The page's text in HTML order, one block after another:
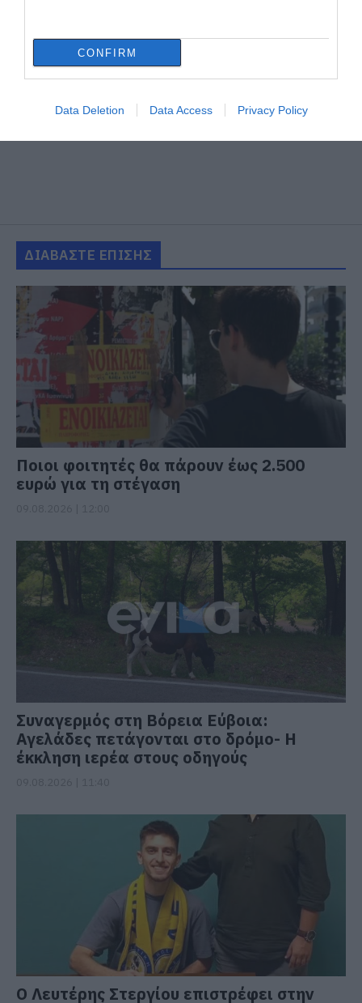
CONFIRM
Data Deletion Data Access Privacy Policy
ΔΙΑΒΑΣΤΕ ΕΠΙΣΗΣ
Ποιοι φοιτητές θα πάρουν έως 2.500
ευρώ για τη στέγαση
Συναγερμός στη Βόρεια Εύβοια:
Αγελάδες πετάγονται στο δρόμο- Η
έκκληση ιερέα στους οδηγούς
Ο Λευτέρης Στεργίου επιστρέφει στην